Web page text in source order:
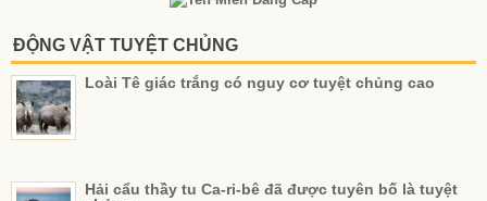
ĐỘNG VẬT TUYỆT CHỦNG
Loài Tê giác trắng có nguy cơ tuyệt chủng cao
Hải cẩu thầy tu Ca-ri-bê đã được tuyên bố là tuyệt